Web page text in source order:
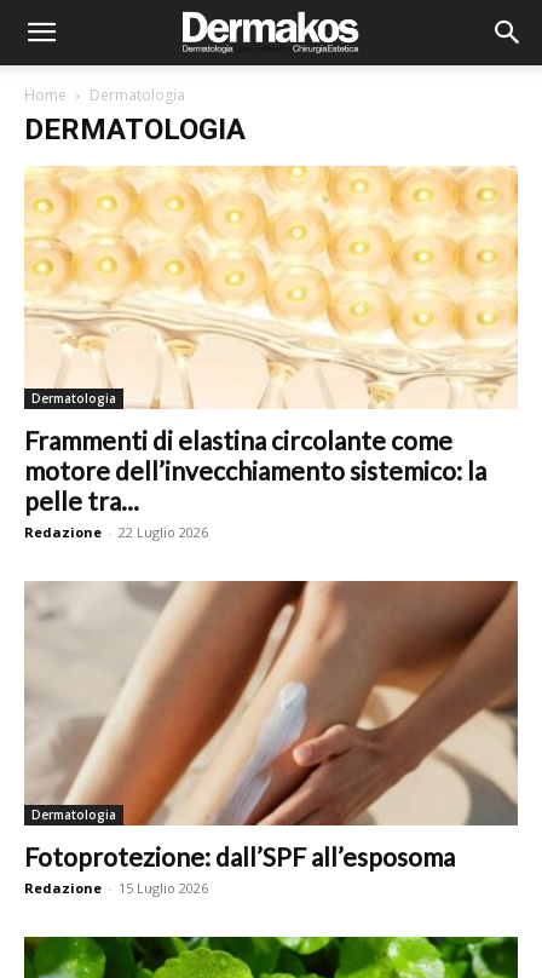
Home Dermatologia
DERMATOLOGIA
Dermatologia
Frammenti di elastina circolante come
motore dell’invecchiamento sistemico: la
pelle tra...
Redazione - 22 Luglio 2026
Dermatologia
Fotoprotezione: dall’SPF all’esposoma
Redazione - 15 Luglio 2026